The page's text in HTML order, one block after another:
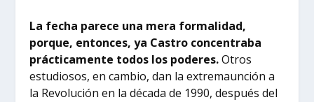
La fecha parece una mera formalidad,
porque, entonces, ya Castro concentraba
prácticamente todos los poderes.Otros
estudiosos, en cambio, dan la extremaunción a
la Revolución en la década de 1990, después del